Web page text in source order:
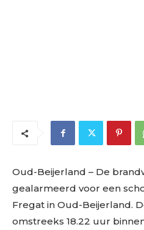
Oud-Beijerland – De
gealarmeerd voor een
Fregat in Oud-Beijerland.
omstreeks 18.22 uur